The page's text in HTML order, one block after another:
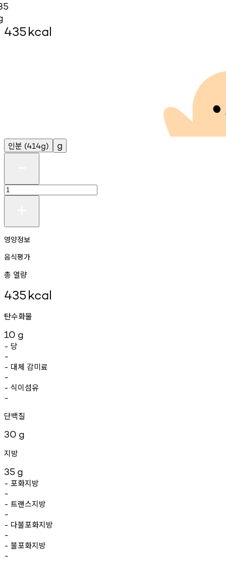
435kcal
인분 (414g) g
영양정보
음식평가
총 열량
435kcal
탄수화물
10 g
- 당
-
- 대체 감미료
-
- 식이섬유
-
단백질
30 g
지방
35 g
- 포화지방
-
- 트랜스지방
-
- 다불포화지방
-
- 불포화지방
-